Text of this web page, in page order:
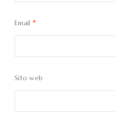
Email *
Sito web